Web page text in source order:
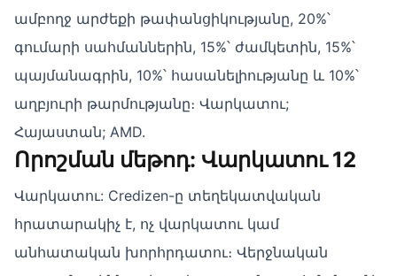
ամբողջ արժեքի թափանցիկությանը, 20%՝
գումարի սահմաններին, 15%՝ ժամկետին, 15%՝
պայմանագրին, 10%՝ հասանելիությանը և 10%՝
աղբյուրի թարմությանը։ Վարկատու;
Հայաստան; AMD.
Որոշման մեթոդ: Վարկատու 12
Վարկատու: Credizen-ը տեղեկատվական
հրատարակիչ է, ոչ վարկատու կամ
անհատական խորհրդատու։ Վերջնական